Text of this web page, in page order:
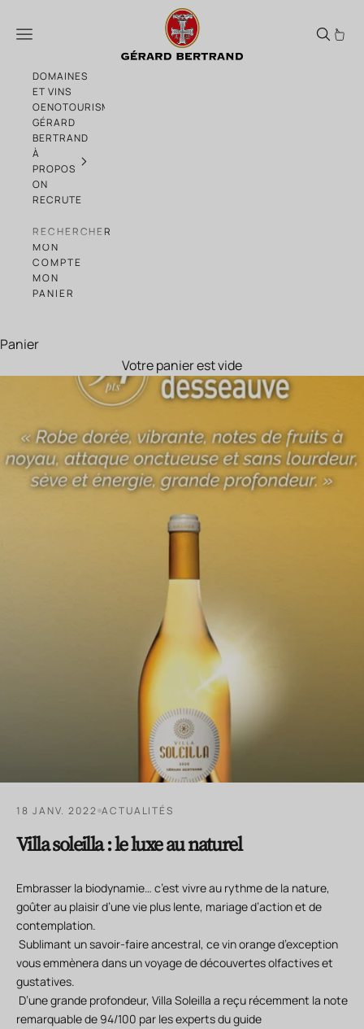
Villa Soleilla : le luxe au naturel
Menu
DOMAINES
ET VINS
OENOTOURISME
GÉRARD
BERTRAND
À
PROPOS
ON
RECRUTE
RECHERCHER
MON
COMPTE
MON
PANIER
Panier
Votre panier est vide
18 JANV. 2022 ACTUALITÉS
Villa soleilla : le luxe au naturel
Embrasser la biodynamie… c’est vivre au rythme de la nature,
goûter au plaisir d’une vie plus lente, mariage d’action et de
contemplation.
Sublimant un savoir-faire ancestral, ce vin orange d’exception
vous emmènera dans un voyage de découvertes olfactives et
gustatives.
D’une grande profondeur, Villa Soleilla a reçu récemment la note
remarquable de 94/100 par les experts du guide